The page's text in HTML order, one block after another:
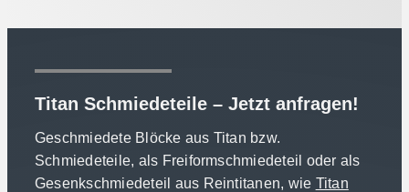
Titan Schmiedeteile – Jetzt anfragen!
Geschmiedete Blöcke aus Titan bzw.
Schmiedeteile, als Freiformschmiedeteil oder als
Gesenkschmiedeteil aus Reintitanen, wie Titan